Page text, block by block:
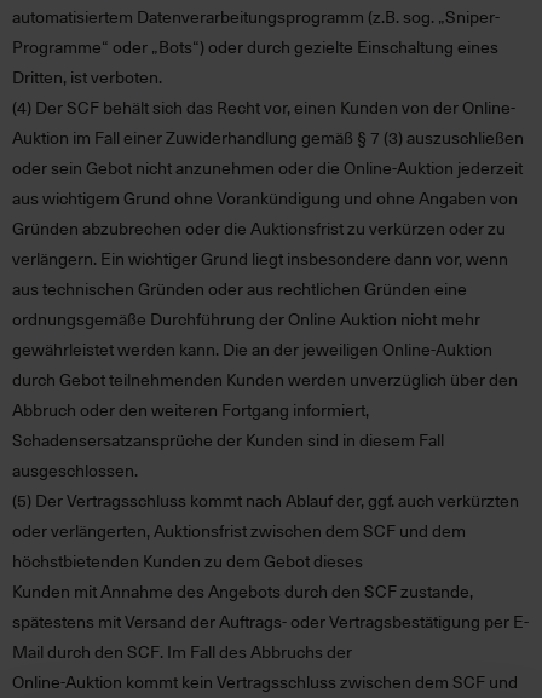
automatisiertem Datenverarbeitungsprogramm (z.B. sog. „Sniper-
Programme“ oder „Bots“) oder durch gezielte Einschaltung eines
Dritten, ist verboten.
(4) Der SCF behält sich das Recht vor, einen Kunden von der Online-
Auktion im Fall einer Zuwiderhandlung gemäß § 7 (3) auszuschließen
oder sein Gebot nicht anzunehmen oder die Online-Auktion jederzeit
aus wichtigem Grund ohne Vorankündigung und ohne Angaben von
Gründen abzubrechen oder die Auktionsfrist zu verkürzen oder zu
verlängern. Ein wichtiger Grund liegt insbesondere dann vor, wenn
aus technischen Gründen oder aus rechtlichen Gründen eine
ordnungsgemäße Durchführung der Online Auktion nicht mehr
gewährleistet werden kann. Die an der jeweiligen Online-Auktion
durch Gebot teilnehmenden Kunden werden unverzüglich über den
Abbruch oder den weiteren Fortgang informiert,
Schadensersatzansprüche der Kunden sind in diesem Fall
ausgeschlossen.
(5) Der Vertragsschluss kommt nach Ablauf der, ggf. auch verkürzten
oder verlängerten, Auktionsfrist zwischen dem SCF und dem
höchstbietenden Kunden zu dem Gebot dieses
Kunden mit Annahme des Angebots durch den SCF zustande,
spätestens mit Versand der Auftrags- oder Vertragsbestätigung per E-
Mail durch den SCF. Im Fall des Abbruchs der
Online-Auktion kommt kein Vertragsschluss zwischen dem SCF und